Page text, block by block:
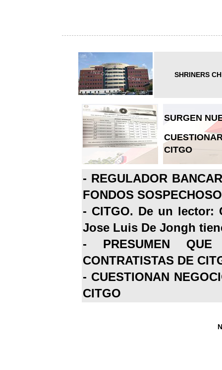
SHRINERS
SURGEN
CITGO
- REGULADOR
FONDOS
- CITGO. De un lector:
Jose Luis De Jongh
- PRESUMEN
CONTRATISTAS DE
- CUESTIONAN
CITGO